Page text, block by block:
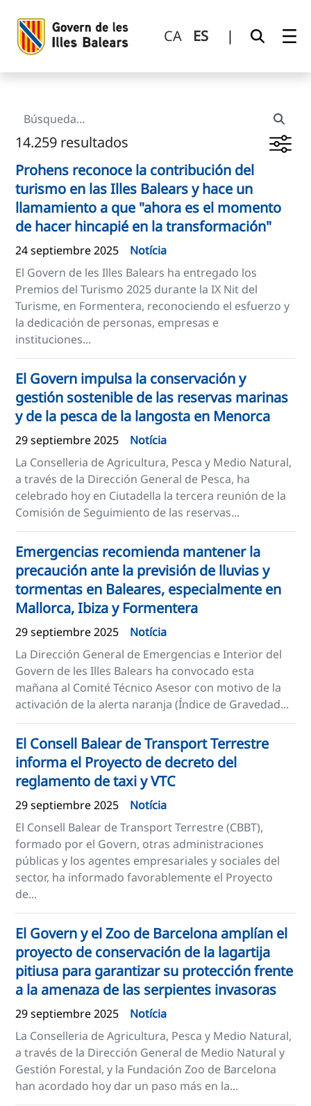
CA ES |
14.259 resultados
Prohens reconoce la contribución del
turismo en las Illes Balears y hace un
llamamiento a que "ahora es el momento
de hacer hincapié en la transformación"
24 septiembre 2025
Notícia
El Govern de les Illes Balears ha entregado los
Premios del Turismo 2025 durante la IX Nit del
Turisme, en Formentera, reconociendo el esfuerzo y
la dedicación de personas, empresas e
instituciones...
El Govern impulsa la conservación y
gestión sostenible de las reservas marinas
y de la pesca de la langosta en Menorca
29 septiembre 2025
Notícia
La Conselleria de Agricultura, Pesca y Medio Natural,
a través de la Dirección General de Pesca, ha
celebrado hoy en Ciutadella la tercera reunión de la
Comisión de Seguimiento de las reservas...
Emergencias recomienda mantener la
precaución ante la previsión de lluvias y
tormentas en Baleares, especialmente en
Mallorca, Ibiza y Formentera
29 septiembre 2025
Notícia
La Dirección General de Emergencias e Interior del
Govern de les Illes Balears ha convocado esta
mañana al Comité Técnico Asesor con motivo de la
activación de la alerta naranja (Índice de Gravedad...
El Consell Balear de Transport Terrestre
informa el Proyecto de decreto del
reglamento de taxi y VTC
29 septiembre 2025
Notícia
El Consell Balear de Transport Terrestre (CBBT),
formado por el Govern, otras administraciones
públicas y los agentes empresariales y sociales del
sector, ha informado favorablemente el Proyecto
de...
El Govern y el Zoo de Barcelona amplían el
proyecto de conservación de la lagartija
pitiusa para garantizar su protección frente
a la amenaza de las serpientes invasoras
29 septiembre 2025
Notícia
La Conselleria de Agricultura, Pesca y Medio Natural,
a través de la Dirección General de Medio Natural y
Gestión Forestal, y la Fundación Zoo de Barcelona
han acordado hoy dar un paso más en la...